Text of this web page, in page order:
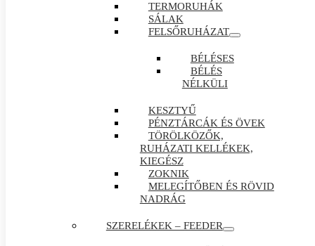
TERMORUHÁK
SÁLAK
FELSŐRUHÁZAT
BÉLÉSES
BÉLÉS
NÉLKÜLI
KESZTYŰ
PÉNZTÁRCÁK ÉS ÖVEK
TÖRÖLKÖZŐK,
RUHÁZATI KELLÉKEK,
KIEGÉSZ
ZOKNIK
MELEGÍTŐBEN ÉS RÖVID
NADRÁG
SZERELÉKEK – FEEDER